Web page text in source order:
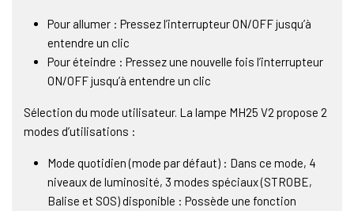
Pour allumer : Pressez l’interrupteur ON/OFF jusqu’à
entendre un clic
Pour éteindre : Pressez une nouvelle fois l’interrupteur
ON/OFF jusqu’à entendre un clic
Sélection du mode utilisateur. La lampe MH25 V2 propose 2
modes d’utilisations :
Mode quotidien (mode par défaut) : Dans ce mode, 4
niveaux de luminosité, 3 modes spéciaux (STROBE,
Balise et SOS) disponible : Possède une fonction